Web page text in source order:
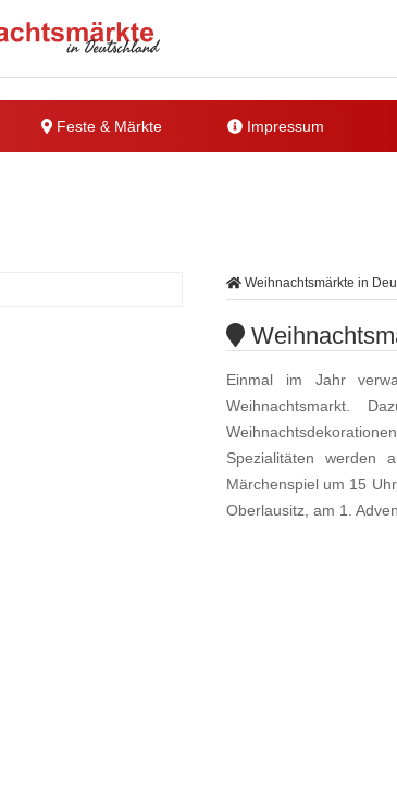
Feste & Märkte Impressum
Weihnachtsmärkte in
Einmal im Jahr
Weihnachtsmarkt.
Spezialitäten werden
Märchenspiel um 15
Oberlausitz, am 1.